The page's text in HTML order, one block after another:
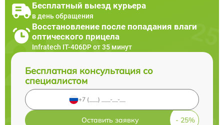
Бесплатный выезд курьера
в день обращения
Восстановление после попадания влаги
оптического прицела
Infratech IT-406DP от 35 минут
Бесплатная консультация со
специалистом
Оставить заявку